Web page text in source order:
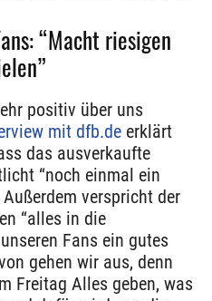
“Macht riesigen
positiv über uns
mit dfb.de erklärt
das ausverkaufte
“noch einmal ein
verspricht der
“alles in die
Fans ein gutes
gehen wir aus, denn
Freitag Alles geben, was